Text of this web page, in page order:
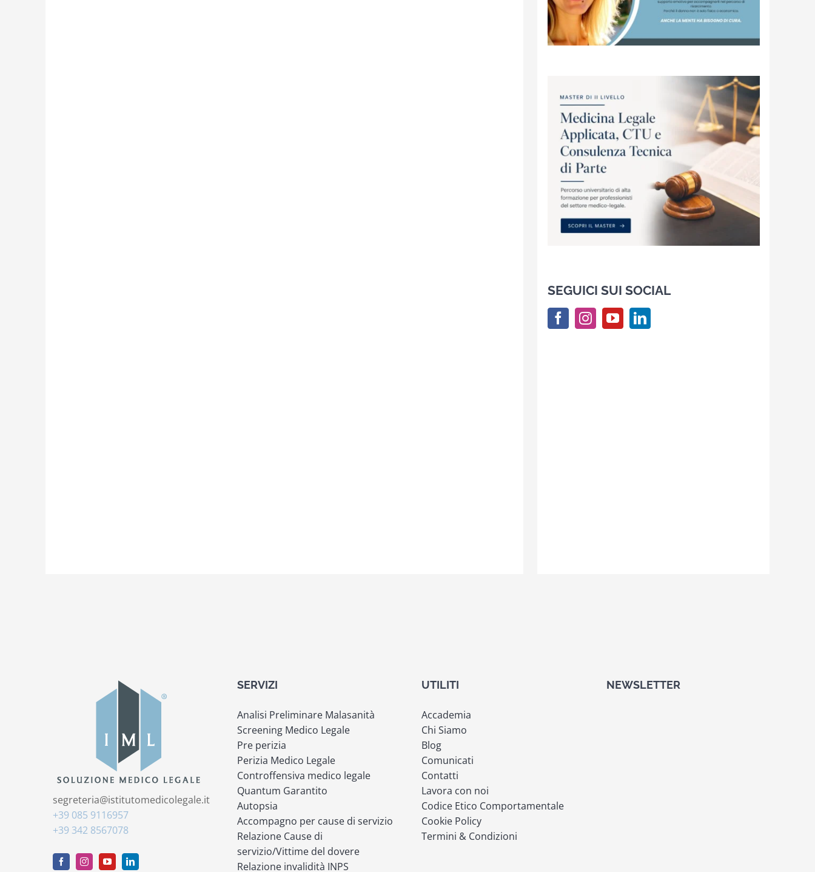
SEGUICI SUI SOCIAL
segreteria@istitutomedicolegale.it
+39 085 9116957
+39 342 8567078
SERVIZI
Analisi Preliminare Malasanità
Screening Medico Legale
Pre perizia
Perizia Medico Legale
Controffensiva medico legale
Quantum Garantito
Autopsia
Accompagno per cause di servizio
Relazione Cause di
servizio/Vittime del dovere
Relazione invalidità INPS
UTILITI
Accademia
Chi Siamo
Blog
Comunicati
Contatti
Lavora con noi
Codice Etico Comportamentale
Cookie Policy
Termini & Condizioni
NEWSLETTER